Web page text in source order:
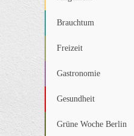
Brauchtum
Freizeit
Gastronomie
Gesundheit
Grüne Woche Berlin